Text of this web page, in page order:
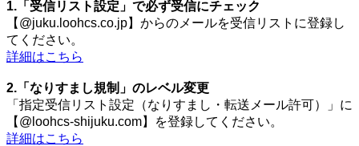
1.「受信リスト設定」で必ず受信にチェック
【@juku.loohcs.co.jp】からのメールを受信リストに登録し
てください。
詳細はこちら
2.「なりすまし規制」のレベル変更
「指定受信リスト設定（なりすまし・転送メール許可）」に
【@loohcs-shijuku.com】を登録してください。
詳細はこちら